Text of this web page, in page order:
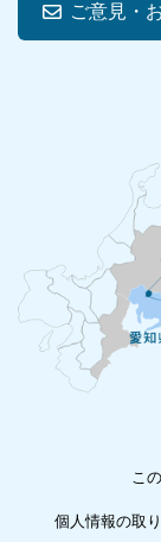
ご意見・
こ
個人情報の取